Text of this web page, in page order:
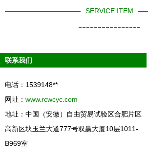
SERVICE ITEM
----------------
联系我们
电话：1539148**
网址： www.rcwcyc.com
地址：中国（安徽）自由贸易试验区合肥片区
高新区块玉兰大道777号双赢大厦10层1011-
B969室